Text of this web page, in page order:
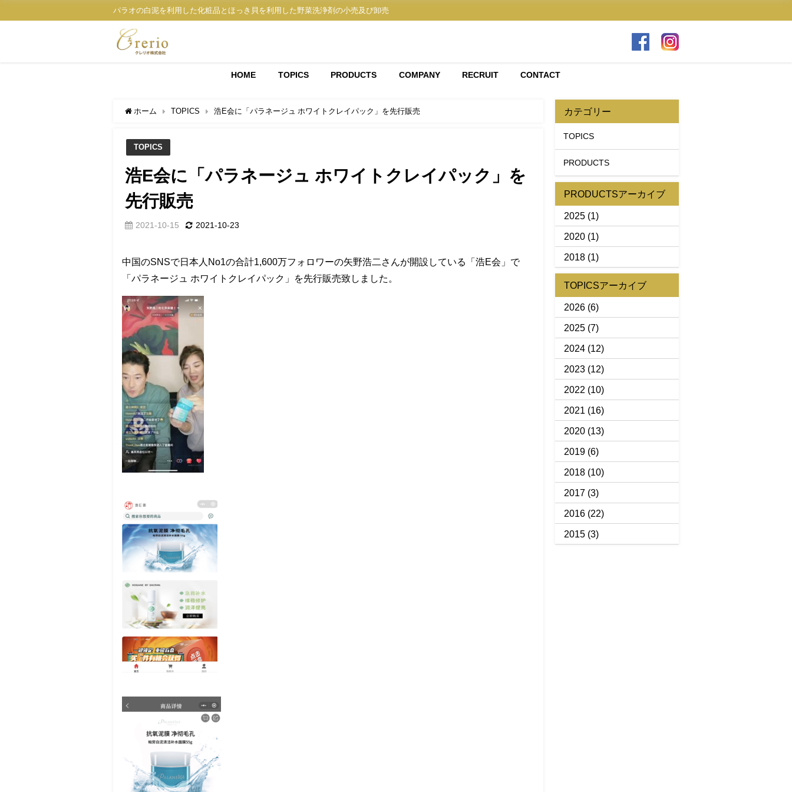
パラオの白泥を利用した化粧品とほっき貝を利用した野菜洗浄剤の小売及び卸売
HOME TOPICS PRODUCTS COMPANY RECRUIT CONTACT
ホーム TOPICS 浩E会に「パラネージュ ホワイトクレイパック」を先行販売
TOPICS
浩E会に「パラネージュ ホワイトクレイパック」を
先行販売
2021-10-15 2021-10-23
中国のSNSで日本人No1の合計1,600万フォロワーの矢野浩二さんが開設している「浩E会」で
「パラネージュ ホワイトクレイパック」を先行販売致しました。
カテゴリー
TOPICS
PRODUCTS
PRODUCTSアーカイブ
2025 (1)
2020 (1)
2018 (1)
TOPICSアーカイブ
2026 (6)
2025 (7)
2024 (12)
2023 (12)
2022 (10)
2021 (16)
2020 (13)
2019 (6)
2018 (10)
2017 (3)
2016 (22)
2015 (3)